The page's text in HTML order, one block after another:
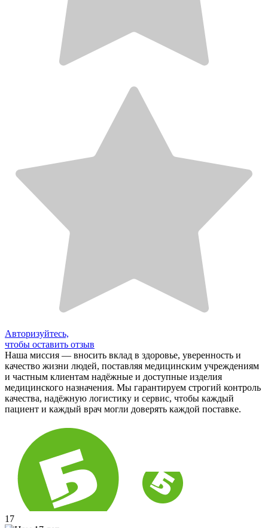
Авторизуйтесь,
чтобы оставить отзыв
Наша миссия — вносить вклад в здоровье, уверенность и
качество жизни людей, поставляя медицинским учреждениям
и частным клиентам надёжные и доступные изделия
медицинского назначения. Мы гарантируем строгий контроль
качества, надёжную логистику и сервис, чтобы каждый
пациент и каждый врач могли доверять каждой поставке.
17